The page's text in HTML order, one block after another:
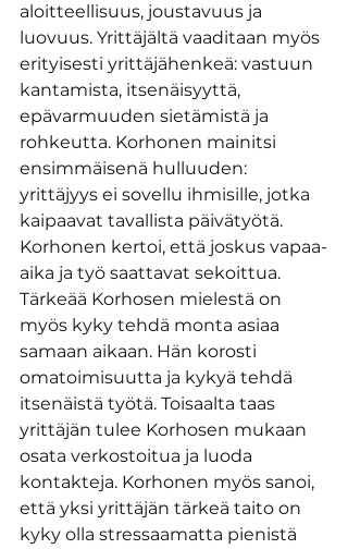
aloitteellisuus, joustavuus ja
luovuus. Yrittäjältä vaaditaan myös
erityisesti yrittäjähenkeä: vastuun
kantamista, itsenäisyyttä,
epävarmuuden sietämistä ja
rohkeutta. Korhonen mainitsi
ensimmäisenä hulluuden:
yrittäjyys ei sovellu ihmisille, jotka
kaipaavat tavallista päivätyötä.
Korhonen kertoi, että joskus vapaa-
aika ja työ saattavat sekoittua.
Tärkeää Korhosen mielestä on
myös kyky tehdä monta asiaa
samaan aikaan. Hän korosti
omatoimisuutta ja kykyä tehdä
itsenäistä työtä. Toisaalta taas
yrittäjän tulee Korhosen mukaan
osata verkostoitua ja luoda
kontakteja. Korhonen myös sanoi,
että yksi yrittäjän tärkeä taito on
kyky olla stressaamatta pienistä